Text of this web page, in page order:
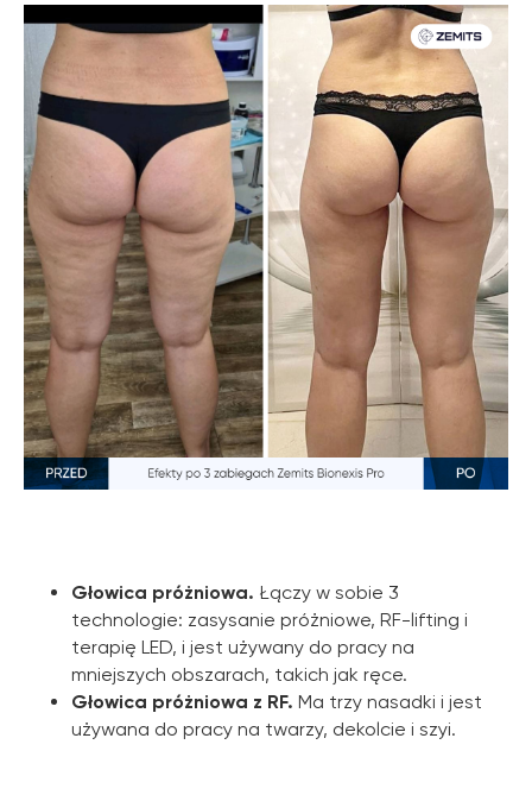
Głowica próżniowa. Łączy w sobie 3
technologie: zasysanie próżniowe, RF-lifting i
terapię LED, i jest używany do pracy na
mniejszych obszarach, takich jak ręce.
Głowica próżniowa z RF. Ma trzy nasadki i jest
używana do pracy na twarzy, dekolcie i szyi.